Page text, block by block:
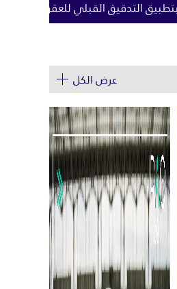
الحكومية لمكافحة الفساد
عرض الكل